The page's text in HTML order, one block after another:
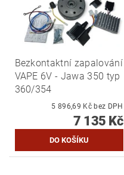
Bezkontaktní zapalování
VAPE 6V - Jawa 350 typ
360/354
5 896,69 Kč bez DPH
7 135 Kč